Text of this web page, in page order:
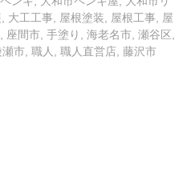
, 大工工事, 屋根塗装, 屋根工事, 屋
, 座間市, 手塗り , 海老名市, 瀬谷区,
瀬市, 職人, 職人直営店, 藤沢市